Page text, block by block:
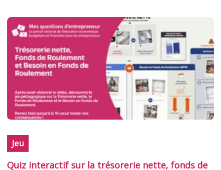
Quiz interactif sur la trésorerie nette, fonds de
Jeu